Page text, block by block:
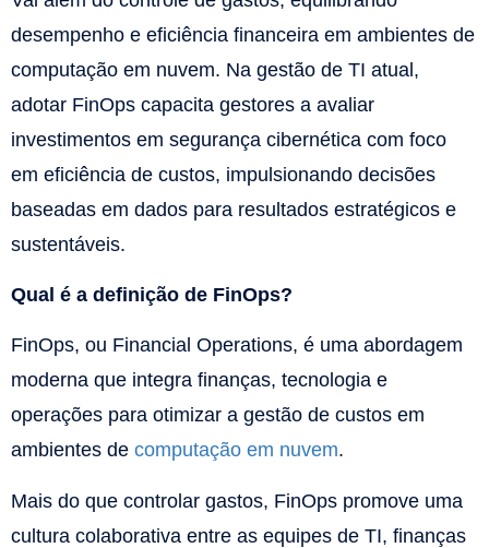
desempenho e eficiência financeira em ambientes de
computação em nuvem. Na gestão de TI atual,
adotar FinOps capacita gestores a avaliar
investimentos em segurança cibernética com foco
em eficiência de custos, impulsionando decisões
baseadas em dados para resultados estratégicos e
sustentáveis.​
Qual é a definição de FinOps?
FinOps, ou Financial Operations, é uma abordagem
moderna que integra finanças, tecnologia e
operações para otimizar a gestão de custos em
ambientes de computação em nuvem.
Mais do que controlar gastos, FinOps promove uma
cultura colaborativa entre as equipes de TI, finanças